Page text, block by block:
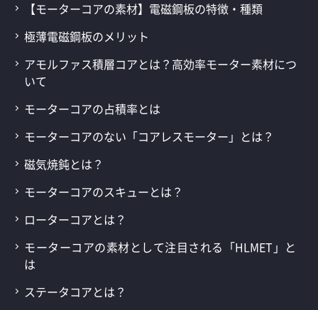
【モーターコアの素材】電磁鋼板の特徴・種類
極薄電磁鋼板のメリット
アモルファス積層コアとは？高効率モーター素材につ
いて
モーターコアの占積率とは
モーターコアのない「コアレスモーター」とは？
磁気焼鈍とは？
モーターコアのスキューとは？
ローターコアとは？
モーターコアの素材として注目される「HLMET」と
は
ステータコアとは？